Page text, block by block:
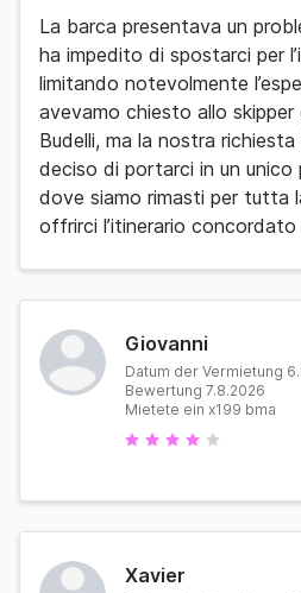
La barca presentava un
ha impedito di spostarci per
limitando notevolmente
avevamo chiesto allo skipper
Budelli, ma la nostra
deciso di portarci in un
dove siamo rimasti per tutta
offrirci l’itinerario
Giovanni
Datum der Vermietung
Bewertung 7.8.2026
Mietete ein x199 bma
Xavier